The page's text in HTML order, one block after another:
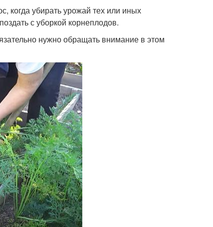
когда убирать урожай тех или иных
с уборкой корнеплодов.
нужно обращать внимание в этом